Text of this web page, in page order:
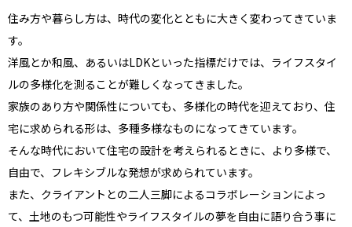
住み方や暮らし方は、時代の変化とともに大きく変わってきていま
す。
洋風とか和風、あるいはLDKといった指標だけでは、ライフスタイ
ルの多様化を測ることが難しくなってきました。
家族のあり方や関係性についても、多様化の時代を迎えており、住
宅に求められる形は、多種多様なものになってきています。
そんな時代において住宅の設計を考えられるときに、より多様で、
自由で、フレキシブルな発想が求められています。
また、クライアントとの二人三脚によるコラボレーションによっ
て、土地のもつ可能性やライフスタイルの夢を自由に語り合う事に